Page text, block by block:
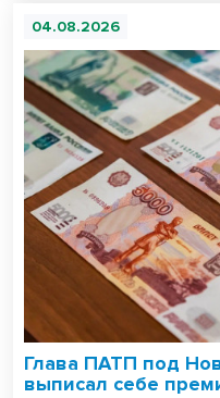
04.08.2026
Глава ПАТП под
выписал себе